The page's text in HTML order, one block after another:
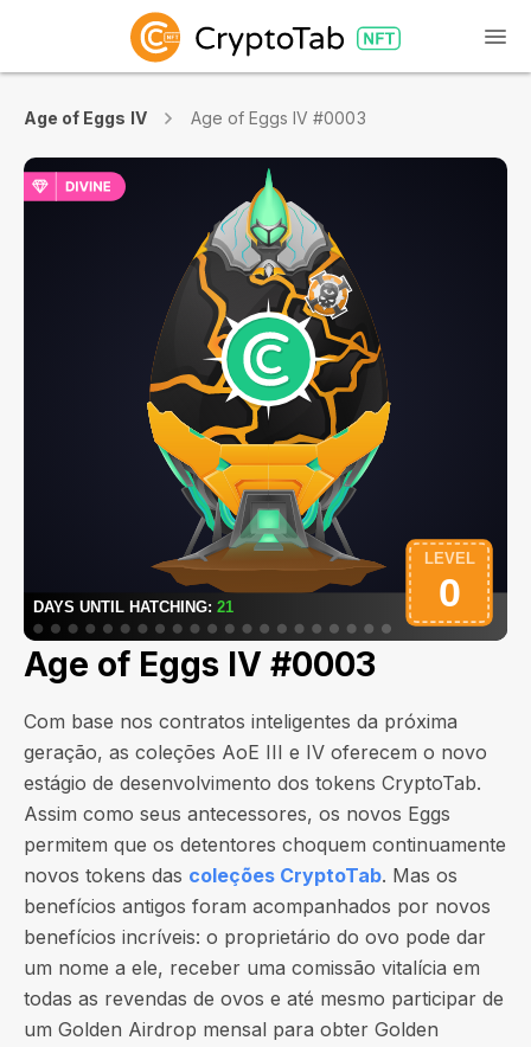
Age of Eggs IV Age of Eggs IV #0003
Age of Eggs IV #0003
Com base nos contratos inteligentes da próxima
geração, as coleções AoE III e IV oferecem o novo
estágio de desenvolvimento dos tokens CryptoTab.
Assim como seus antecessores, os novos Eggs
permitem que os detentores choquem continuamente
novos tokens das coleções CryptoTab. Mas os
benefícios antigos foram acompanhados por novos
benefícios incríveis: o proprietário do ovo pode dar
um nome a ele, receber uma comissão vitalícia em
todas as revendas de ovos e até mesmo participar de
um Golden Airdrop mensal para obter Golden